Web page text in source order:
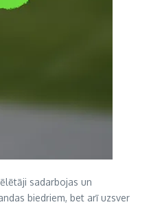
sadarbojas un
biedriem, bet arī uzsver